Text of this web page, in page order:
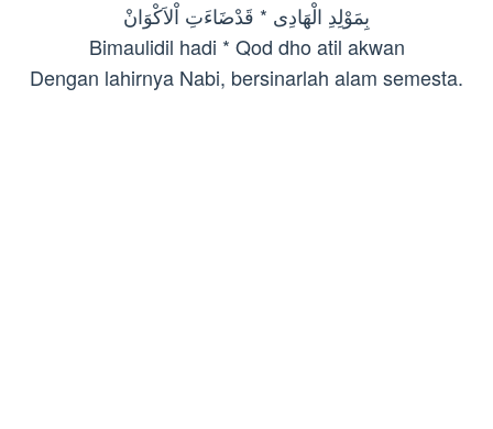
بِمَوْلِدِ الْهَادِى * قَدْضَاءَتِ اْلاَكْوَانْ
Bimaulidil hadi * Qod dho atil akwan
Dengan lahirnya Nabi, bersinarlah alam semesta.